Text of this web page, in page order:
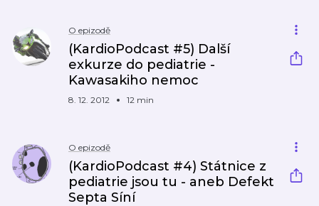
O epizodě
(KardioPodcast #5) Další
exkurze do pediatrie -
Kawasakiho nemoc
8. 12. 2012 12 min
O epizodě
(KardioPodcast #4) Státnice z
pediatrie jsou tu - aneb Defekt
Septa Síní